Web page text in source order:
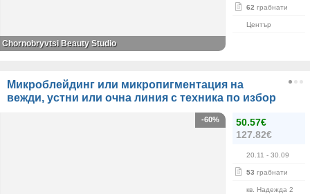
62 грабнати
Център
Chornobryvtsi Beauty Studio
Микроблейдинг или микропигментация на
вежди, устни или очна линия с техника по избор
50.57€
127.82€
20.11 - 30.09
53 грабнати
кв. Надежда 2
-60%